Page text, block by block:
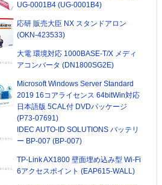
UG-0001B4 (UG-0001B4)
応研 販売大臣 NX スタンドアロン
(OKN-423533)
大電 環境対応 1000BASE-T/X メディ
アコンバータ (DN1800SG2E)
Microsoft Windows Server Standard
2019 16コアライセンス 64bitWin対応
日本語版 5CAL付 DVDパッケージ
(P73-07691)
IDEC AUTO-ID SOLUTIONS バッテリ
ー BP-007 (BP-007)
TP-Link AX1800 壁面埋め込み型 Wi-Fi
6アクセスポイント (EAP615-WALL)